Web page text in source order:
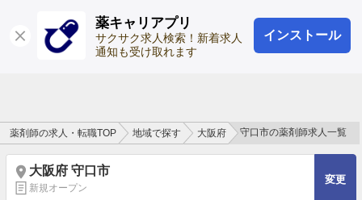
薬キャリアプリ
サクサク求人検索！新着求人
通知も受け取れます
インストール
ログイン 会員登録
薬剤師の求人・転職TOP 地域で探す 大阪府 守口市の薬剤師求人一覧
大阪府 守口市
新規オープン
変更